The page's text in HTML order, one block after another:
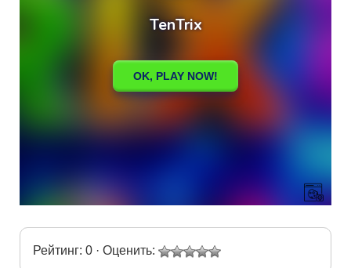
Рейтинг: 0 · Оценить: